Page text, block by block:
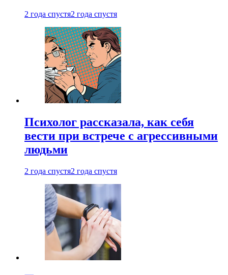
2 года спустя2 года спустя
Психолог рассказала, как себя
вести при встрече с агрессивными
людьми
2 года спустя2 года спустя